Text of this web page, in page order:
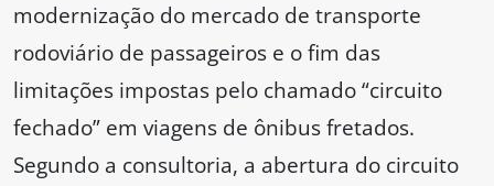
modernização do mercado de transporte
rodoviário de passageiros e o fim das
limitações impostas pelo chamado “circuito
fechado” em viagens de ônibus fretados.
Segundo a consultoria, a abertura do circuito